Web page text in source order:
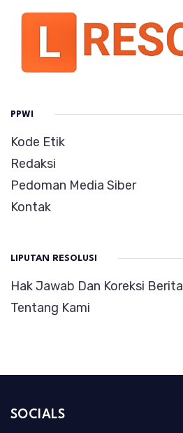
PPWI
Kode Etik
Redaksi
Pedoman Media Siber
Kontak
LIPUTAN RESOLUSI
Hak Jawab Dan Koreksi Berita
Tentang Kami
SOCIALS